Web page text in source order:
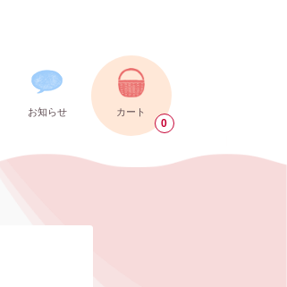
お知らせ カート
0